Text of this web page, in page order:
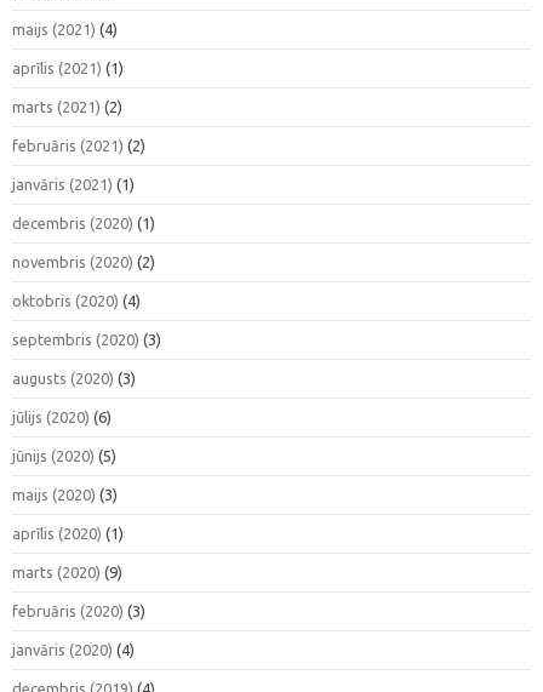
maijs (2021) (4)
aprīlis (2021) (1)
marts (2021) (2)
februāris (2021) (2)
janvāris (2021) (1)
decembris (2020) (1)
novembris (2020) (2)
oktobris (2020) (4)
septembris (2020) (3)
augusts (2020) (3)
jūlijs (2020) (6)
jūnijs (2020) (5)
maijs (2020) (3)
aprīlis (2020) (1)
marts (2020) (9)
februāris (2020) (3)
janvāris (2020) (4)
decembris (2019) (4)